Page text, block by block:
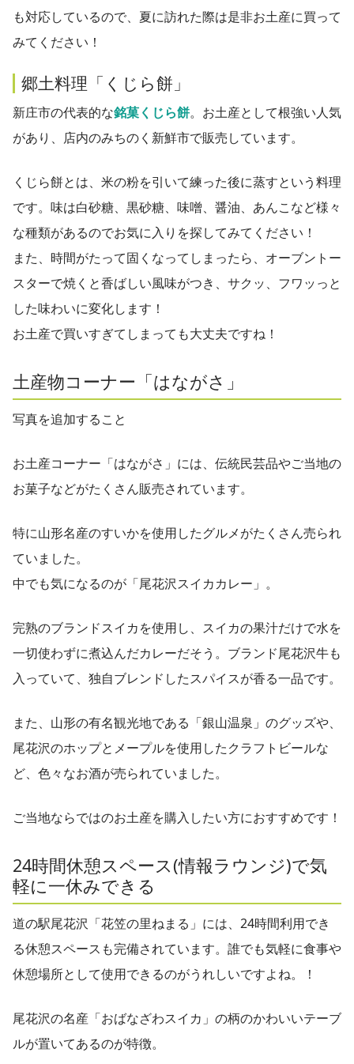
も対応しているので、夏に訪れた際は是非お土産に買って
みてください！
郷土料理「くじら餅」
新庄市の代表的な銘菓くじら餅。お土産として根強い人気
があり、店内のみちのく新鮮市で販売しています。
くじら餅とは、米の粉を引いて練った後に蒸すという料理
です。味は白砂糖、黒砂糖、味噌、醤油、あんこなど様々
な種類があるのでお気に入りを探してみてください！
また、時間がたって固くなってしまったら、オーブントー
スターで焼くと香ばしい風味がつき、サクッ、フワッっと
した味わいに変化します！
お土産で買いすぎてしまっても大丈夫ですね！
土産物コーナー「はながさ」
写真を追加すること
お土産コーナー「はながさ」には、伝統民芸品やご当地の
お菓子などがたくさん販売されています。
特に山形名産のすいかを使用したグルメがたくさん売られ
ていました。
中でも気になるのが「尾花沢スイカカレー」。
完熟のブランドスイカを使用し、スイカの果汁だけで水を
一切使わずに煮込んだカレーだそう。ブランド尾花沢牛も
入っていて、独自ブレンドしたスパイスが香る一品です。
また、山形の有名観光地である「銀山温泉」のグッズや、
尾花沢のホップとメープルを使用したクラフトビールな
ど、色々なお酒が売られていました。
ご当地ならではのお土産を購入したい方におすすめです！
24時間休憩スペース(情報ラウンジ)で気
軽に一休みできる
道の駅尾花沢「花笠の里ねまる」には、24時間利用でき
る休憩スペースも完備されています。誰でも気軽に食事や
休憩場所として使用できるのがうれしいですよね。！
尾花沢の名産「おばなざわスイカ」の柄のかわいいテーブ
ルが置いてあるのが特徴。